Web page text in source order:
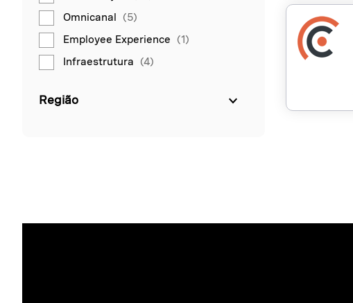
Omnicanal
(5)
Employee Experience
(1)
Infraestrutura
(4)
Região